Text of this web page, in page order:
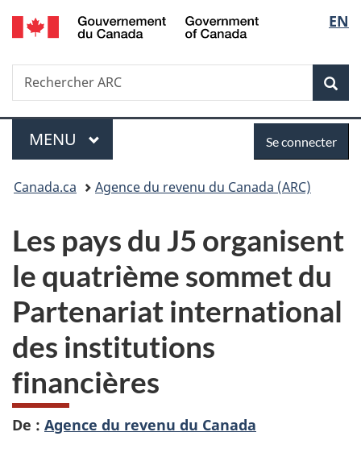
Passer
au
Passer
à
du
Passer
à
simplifiée
de
la
EN
Recherche
Rechercher
ARC
Menu
MENU PRINCIPAL
connecter
Se connecter
Vous
ici :
Canada.ca Agence du revenu du Canada (ARC)
Les pays du J5 organisent
le quatrième sommet du
Partenariat international
des institutions
financières
De : Agence du revenu du Canada